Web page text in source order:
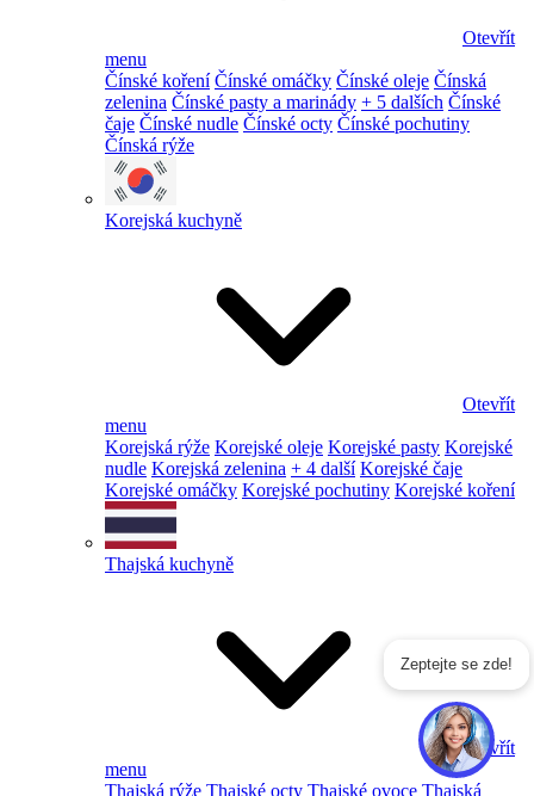
Otevřít
menu
Čínské koření Čínské omáčky Čínské oleje Čínská
zelenina Čínské pasty a marinády + 5 dalších Čínské
čaje Čínské nudle Čínské octy Čínské pochutiny
Čínská rýže
Korejská kuchyně
Otevřít
menu
Korejská rýže Korejské oleje Korejské pasty Korejské
nudle Korejská zelenina + 4 další Korejské čaje
Korejské omáčky Korejské pochutiny Korejské koření
Thajská kuchyně
Otevřít
menu
Thajská rýže Thajské octy Thajské ovoce Thajská
Zeptejte se zde!